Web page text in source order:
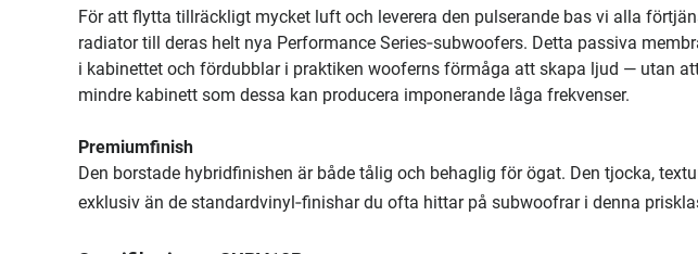
För att flytta tillräckligt mycket luft och leverera den pulserande bas vi alla
radiator till deras helt nya Performance Series‑subwoofers. Detta passiva
i kabinettet och fördubblar i praktiken wooferns förmåga att skapa ljud — utan
mindre kabinett som dessa kan producera imponerande låga frekvenser.
Premiumfinish
Den borstade hybridfinishen är både tålig och behaglig för ögat. Den tjocka,
exklusiv än de standardvinyl‑finishar du ofta hittar på subwoofrar i denna